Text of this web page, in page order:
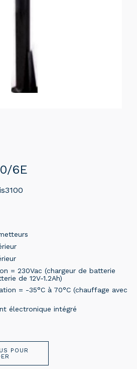
6E
= 230Vac (chargeur de batterie
de 12V-1.2Ah)
= -35°C à 70°C (chauffage avec
électronique intégré
POUR